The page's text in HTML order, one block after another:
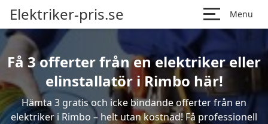
Elektriker-pris.se Menu
Få 3 offerter från en elektriker eller
elinstallatör i Rimbo här!
Hämta 3 gratis och icke bindande offerter från en
elektriker i Rimbo – helt utan kostnad! Få professionell